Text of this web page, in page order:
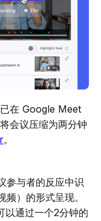
在 Google Meet
将会议压缩为两分钟
。‍
参与者的反应中识
频）的形式呈现。
以通过一个2分钟的